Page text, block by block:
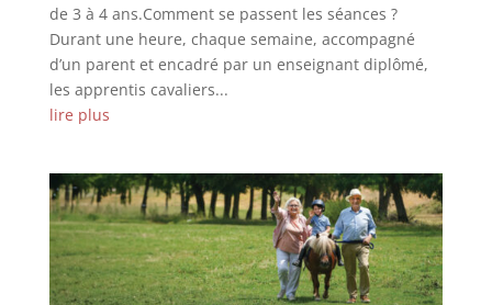
de 3 à 4 ans.Comment se passent les séances ?
Durant une heure, chaque semaine, accompagné
d’un parent et encadré par un enseignant diplômé,
les apprentis cavaliers...
lire plus